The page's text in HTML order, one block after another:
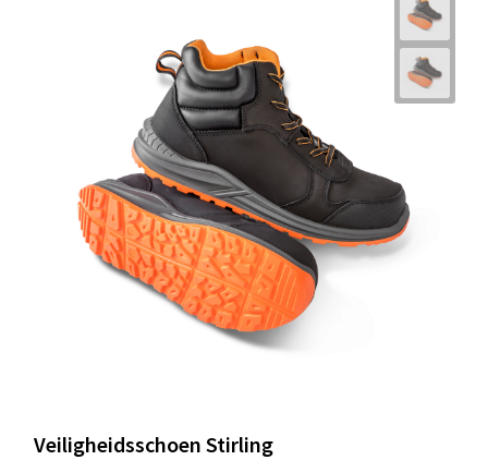
Veiligheidsschoen Stirling